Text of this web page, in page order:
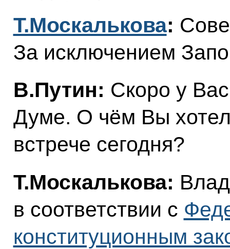
Т.Москалькова:
За исключением
В.Путин: Скоро у
Думе. О чём Вы
встрече сегодня?
Т.Москалькова:
в соответствии с
конституционным